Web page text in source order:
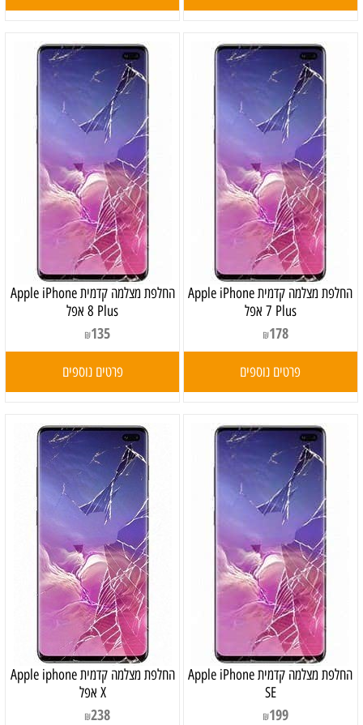
‏החלפת מצלמה קדמית Apple iPhone
7 Plus אפל
₪178
פרטים נוספים
‏החלפת מצלמה קדמית Apple iPhone
8 Plus אפל
₪135
פרטים נוספים
החלפת מצלמה קדמית Apple iPhone
SE
₪199
‏החלפת מצלמה קדמית Apple iphone
X אפל
₪238